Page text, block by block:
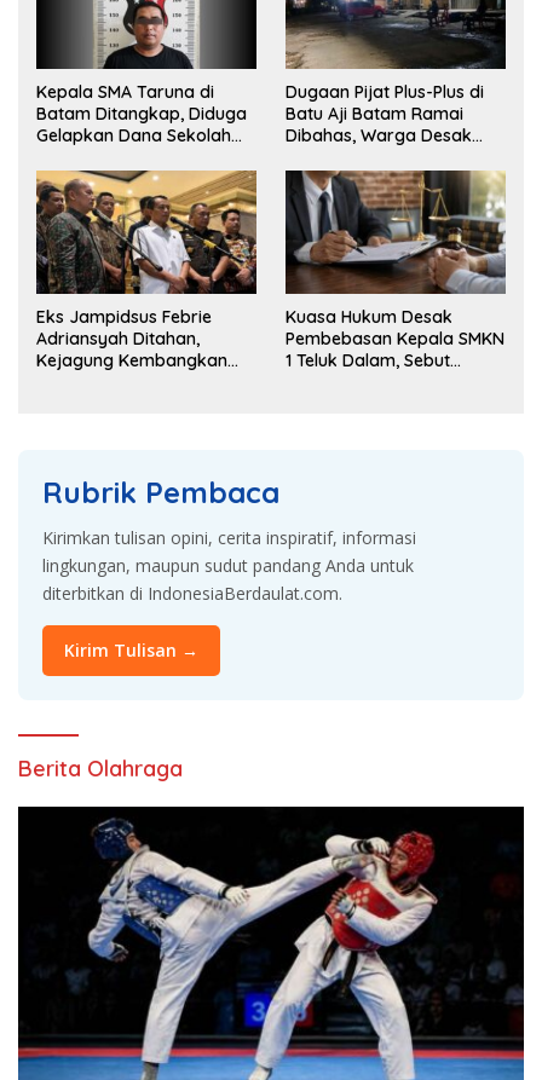
Kepala SMA Taruna di
Batam Ditangkap, Diduga
Gelapkan Dana Sekolah
Dugaan Pijat Plus-Plus di
Batu Aji Batam Ramai
Dibahas, Warga Desak
Eks Jampidsus Febrie
Adriansyah Ditahan,
Kejagung Kembangkan
Kuasa Hukum Desak
Pembebasan Kepala SMKN
1 Teluk Dalam, Sebut
Rubrik Pembaca
Kirimkan tulisan opini, cerita inspiratif, informasi
lingkungan, maupun sudut pandang Anda untuk
diterbitkan di IndonesiaBerdaulat.com.
Kirim Tulisan →
Berita Olahraga